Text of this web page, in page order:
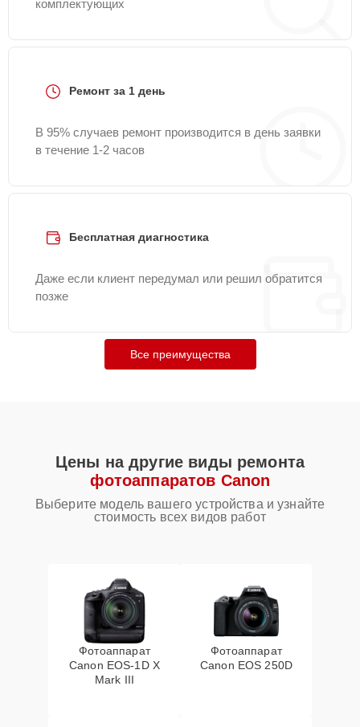
комплектующих
Ремонт за 1 день
В 95% случаев ремонт производится в день заявки
в течение 1-2 часов
Бесплатная диагностика
Даже если клиент передумал или решил обратится
позже
Все преимущества
Цены на другие виды ремонта
фотоаппаратов Canon
Выберите модель вашего устройства и узнайте
стоимость всех видов работ
Фотоаппарат
Canon EOS‑1D X
Mark III
Фотоаппарат
Canon EOS 250D